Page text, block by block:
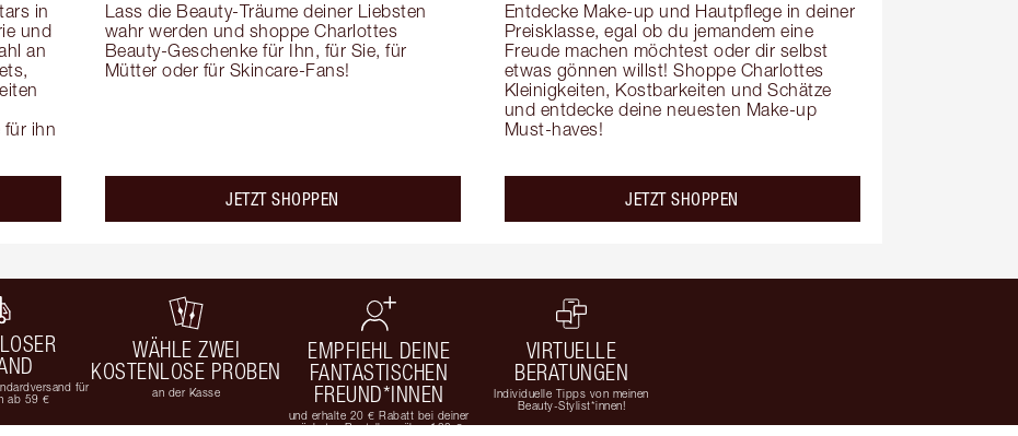
in
und
an
für ihn
Lass die Beauty-Träume deiner Liebsten
wahr werden und shoppe Charlottes
Beauty-Geschenke für Ihn, für Sie, für
Mütter oder für Skincare-Fans!
JETZT SHOPPEN
Entdecke Make-up und Hautpflege in deiner
Preisklasse, egal ob du jemandem eine
Freude machen möchtest oder dir selbst
etwas gönnen willst! Shoppe Charlottes
Kleinigkeiten, Kostbarkeiten und Schätze
und entdecke deine neuesten Make-up
Must-haves!
JETZT SHOPPEN
für
ab 59 €
WÄHLE ZWEI
KOSTENLOSE PROBEN
an der Kasse
EMPFIEHL DEINE
FANTASTISCHEN
FREUND*INNEN
und erhalte 20 € Rabatt bei deiner
nächsten Bestellung über 100 €
VIRTUELLE
BERATUNGEN
Individuelle Tipps von meinen
Beauty-Stylist*innen!